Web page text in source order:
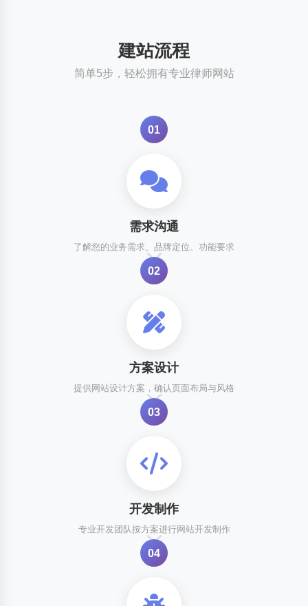
建站流程
简单5步，轻松拥有专业律师网站
01
需求沟通
了解您的业务需求、品牌定位、功能要求
02
方案设计
提供网站设计方案，确认页面布局与风格
03
开发制作
专业开发团队按方案进行网站开发制作
04